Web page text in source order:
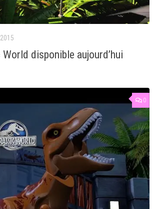
disponible aujourd’hui
0